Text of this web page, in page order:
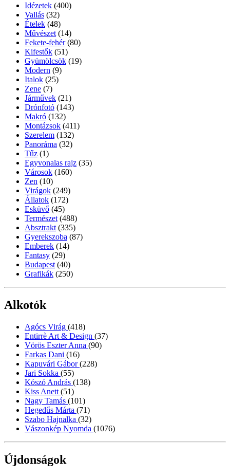
Idézetek (400)
Vallás (32)
Ételek (48)
Művészet (14)
Fekete-fehér (80)
Kifestők (51)
Gyümölcsök (19)
Modern (9)
Italok (25)
Zene (7)
Járművek (21)
Drónfotó (143)
Makró (132)
Montázsok (411)
Szerelem (132)
Panoráma (32)
Tűz (1)
Egyvonalas rajz (35)
Városok (160)
Zen (10)
Virágok (249)
Állatok (172)
Esküvő (45)
Természet (488)
Absztrakt (335)
Gyerekszoba (87)
Emberek (14)
Fantasy (29)
Budapest (40)
Grafikák (250)
Alkotók
Agócs Virág (418)
Entirrè Art & Design (37)
Vörös Eszter Anna (90)
Farkas Dani (16)
Kapuvári Gábor(228)
Jari Sokka (55)
Kószó András (138)
Kiss Anett (51)
Nagy Tamás (101)
Hegedűs Márta (71)
Szabo Hajnalka (32)
Vászonkép Nyomda (1076)
Újdonságok